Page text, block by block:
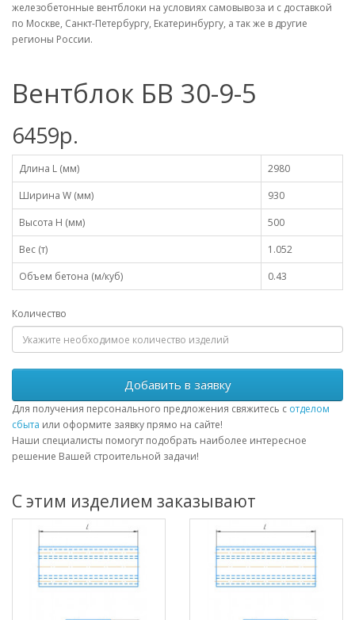
железобетонные вентблоки на условиях самовывоза и с доставкой
по Москве, Санкт-Петербургу, Екатеринбургу, а так же в другие
регионы России.
Вентблок БВ 30-9-5
6459р.
Длина L (мм)
2980
Ширина W (мм)
930
Высота H (мм)
500
Вес (т)
1.052
Объем бетона (м/куб)
0.43
Количество
Добавить в заявку
Для получения персонального предложения свяжитесь с отделом
сбыта или оформите заявку прямо на сайте!
Наши специалисты помогут подобрать наиболее интересное
решение Вашей строительной задачи!
С этим изделием заказывают